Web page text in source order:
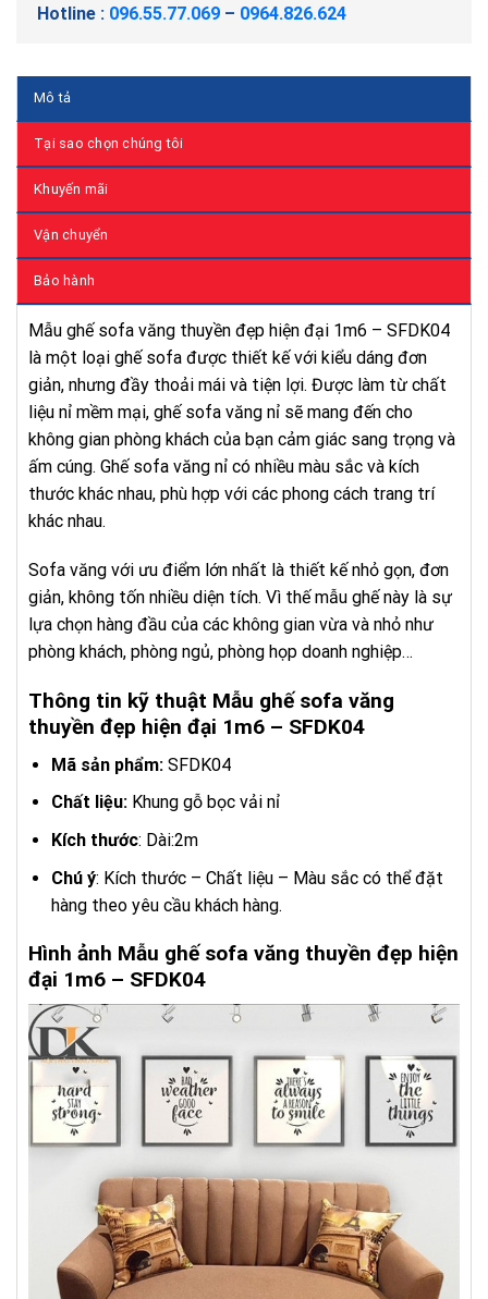
Hotline : 096.55.77.069 – 0964.826.624
Mô tả
Tại sao chọn chúng tôi
Khuyến mãi
Vận chuyển
Bảo hành
Mẫu ghế sofa văng thuyền đẹp hiện đại 1m6 – SFDK04
là một loại ghế sofa được thiết kế với kiểu dáng đơn
giản, nhưng đầy thoải mái và tiện lợi. Được làm từ chất
liệu nỉ mềm mại, ghế sofa văng nỉ sẽ mang đến cho
không gian phòng khách của bạn cảm giác sang trọng và
ấm cúng. Ghế sofa văng nỉ có nhiều màu sắc và kích
thước khác nhau, phù hợp với các phong cách trang trí
khác nhau.
Sofa văng với ưu điểm lớn nhất là thiết kế nhỏ gọn, đơn
giản, không tốn nhiều diện tích. Vì thế mẫu ghế này là sự
lựa chọn hàng đầu của các không gian vừa và nhỏ như
phòng khách, phòng ngủ, phòng họp doanh nghiệp…
Thông tin kỹ thuật Mẫu ghế sofa văng
thuyền đẹp hiện đại 1m6 – SFDK04
Mã sản phẩm:SFDK04
Chất liệu:Khung gỗ bọc vải nỉ
Kích thước: Dài:2m
Chú ý: Kích thước – Chất liệu – Màu sắc có thể đặt
hàng theo yêu cầu khách hàng.
Hình ảnh Mẫu ghế sofa văng thuyền đẹp hiện
đại 1m6 – SFDK04